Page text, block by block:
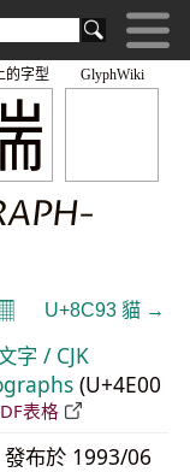
GlyphWiki
的字型
U+8C93 貓 →
字 / CJK
(U+4E00
表格
布於 1993/06